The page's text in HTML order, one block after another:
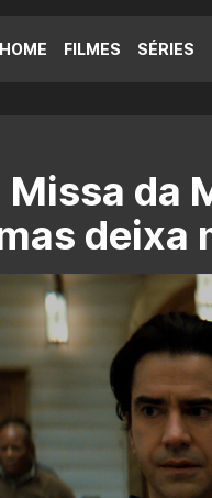
HOME FILMES SÉRIES
Missa da
deixa